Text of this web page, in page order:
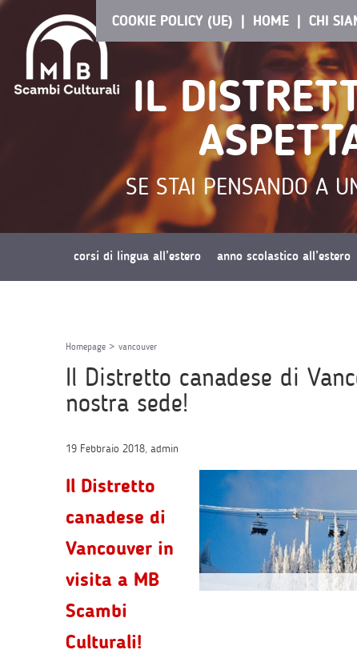
CHI
HOME
COOKIE POLICY (UE)
IL
SE STAI PENSANDO A
corsi di lingua all’estero anno scolastico all’estero
Homepage > vancouver
Il Distretto canadese di
nostra sede!
19 Febbraio 2018, admin
Il Distretto
canadese di
Vancouver in
visita a MB
Scambi
Culturali!